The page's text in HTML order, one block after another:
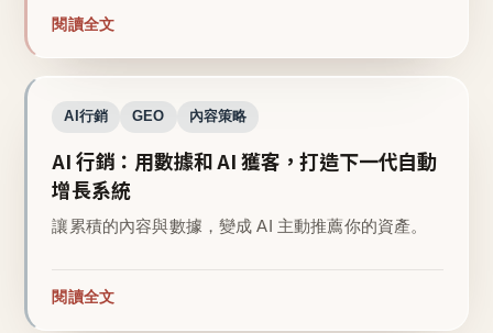
閱讀全文
AI行銷 GEO 內容策略
AI 行銷：用數據和 AI 獲客，打造下一代自動
增長系統
讓累積的內容與數據，變成 AI 主動推薦你的資產。
閱讀全文